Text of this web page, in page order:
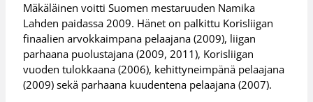
Mäkäläinen voitti Suomen mestaruuden Namika
Lahden paidassa 2009. Hänet on palkittu Korisliigan
finaalien arvokkaimpana pelaajana (2009), liigan
parhaana puolustajana (2009, 2011), Korisliigan
vuoden tulokkaana (2006), kehittyneimpänä pelaajana
(2009) sekä parhaana kuudentena pelaajana (2007).